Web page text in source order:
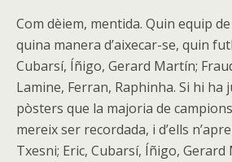
Com dèiem, mentida. Quin equip
quina manera d’aixecar-se, quin
Cubarsí, Íñigo, Gerard Martín;
Lamine, Ferran, Raphinha. Si hi ha
pòsters que la majoria de
mereix ser recordada, i d’ells
Txesni; Eric, Cubarsí, Íñigo, Gerard